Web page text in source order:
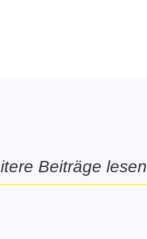
Beiträge lesen